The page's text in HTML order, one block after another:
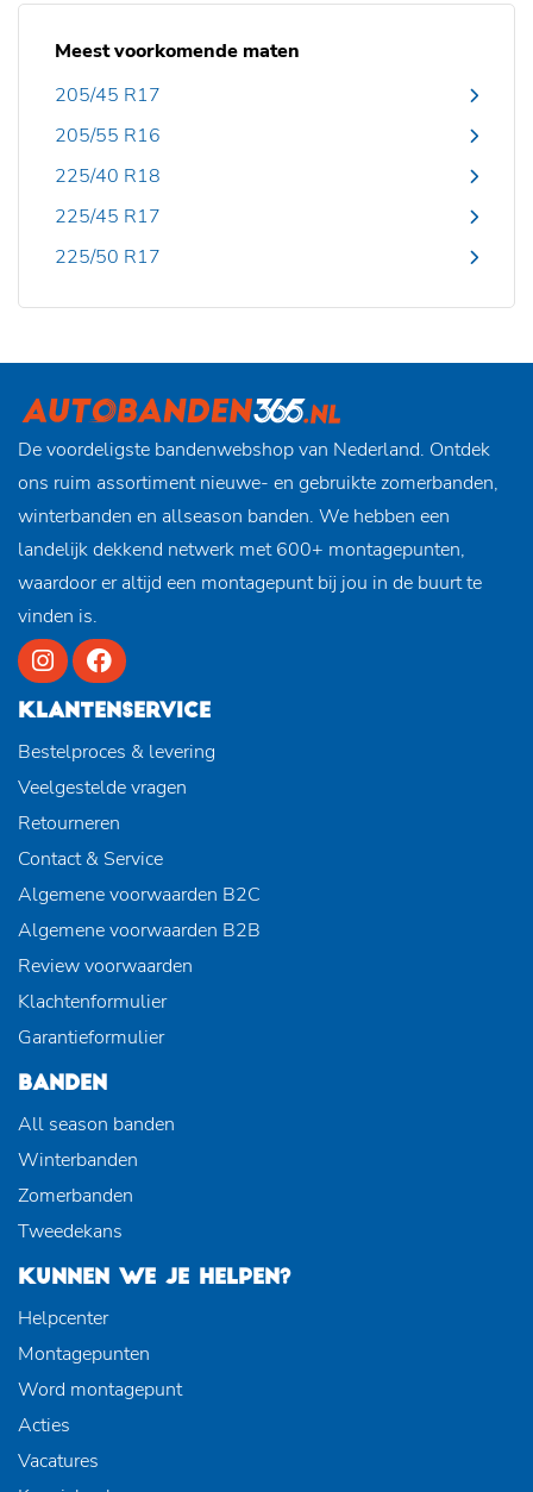
Meest voorkomende maten
205/45 R17
205/55 R16
225/40 R18
225/45 R17
225/50 R17
De voordeligste bandenwebshop van Nederland. Ontdek
ons ruim assortiment nieuwe- en gebruikte zomerbanden,
winterbanden en allseason banden. We hebben een
landelijk dekkend netwerk met 600+ montagepunten,
waardoor er altijd een montagepunt bij jou in de buurt te
vinden is.
KLANTENSERVICE
Bestelproces & levering
Veelgestelde vragen
Retourneren
Contact & Service
Algemene voorwaarden B2C
Algemene voorwaarden B2B
Review voorwaarden
Klachtenformulier
Garantieformulier
BANDEN
All season banden
Winterbanden
Zomerbanden
Tweedekans
KUNNEN WE JE HELPEN?
Helpcenter
Montagepunten
Word montagepunt
Acties
Vacatures